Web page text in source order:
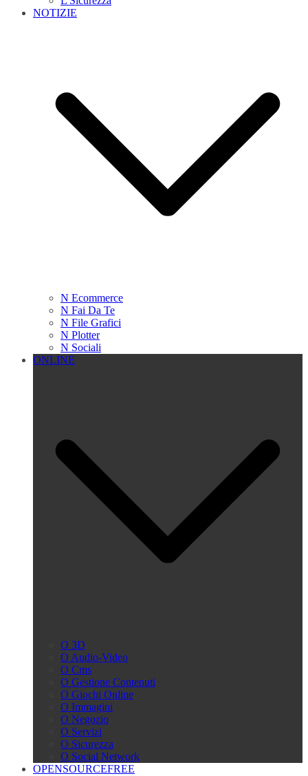
NOTIZIE
N Ecommerce
N Fai Da Te
N File Grafici
N Plotter
N Sociali
ONLINE
O 3D
O Audio-Video
O Cms
O Gestione Contenuti
O Giochi Online
O Immagini
O Negozio
O Servizi
O Sicurezza
O Social Network
OPENSOURCEFREE